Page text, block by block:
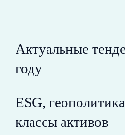
Актуальные
году
ESG,
классы активов